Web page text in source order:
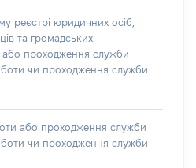
реєстрі юридичних осіб,
та громадських
проходження служби
чи проходження служби
або проходження служби
чи проходження служби